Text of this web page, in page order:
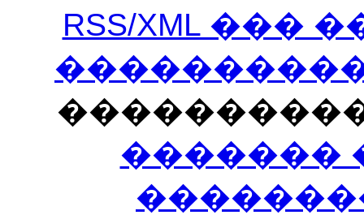
RSS/XML
�������